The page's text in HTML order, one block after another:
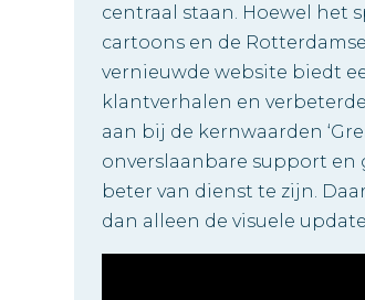
centraal staan. Hoewel het
cartoons en de
vernieuwde website biedt
klantverhalen en
aan bij de kernwaarden
onverslaanbare support en
beter van dienst te zijn.
dan alleen de visuele